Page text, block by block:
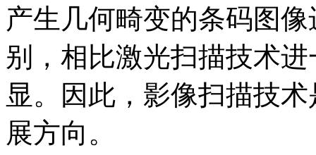
产生几何畸变的条码图
别，相比激光扫描技术
显。因此，影像扫描技
展方向。